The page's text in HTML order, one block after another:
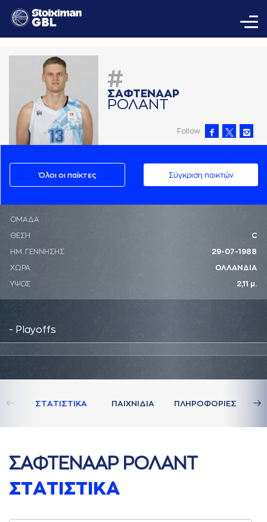
#
ΣAΦΤΕΝAAΡ
ΡΟΛAΝΤ
Follow
Όλοι οι παίκτες Σύγκριση παικτών
ΟΜΑΔΑ
ΘΕΣΗ C
ΗΜ. ΓΕΝΝΗΣΗΣ 29-07-1988
ΧΩΡΑ ΟΛΛΑΝΔΙΑ
ΥΨΟΣ 2,11 μ.
- Playoffs
ΣΤAΤΙΣΤΙΚA ΠAΙΧΝΙΔΙA ΠΛΗΡΟΦΟΡΙΕΣ
ΣAΦΤΕΝAAΡ ΡΟΛAΝΤ
ΣΤAΤΙΣΤΙΚA